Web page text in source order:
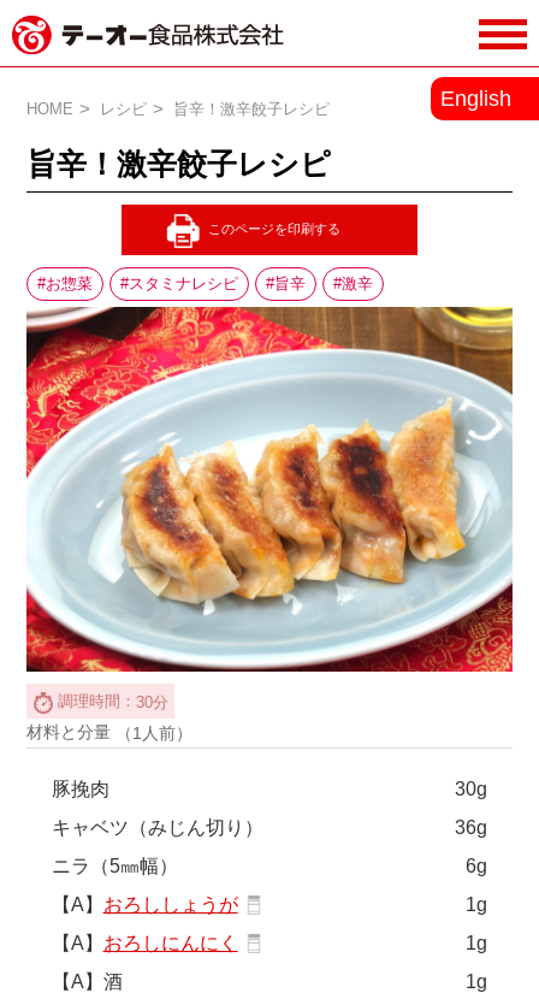
ー食品株式会社
English
HOME レシピ 旨辛！激辛餃子レシピ
旨辛！激辛餃子レシピ
お惣菜 スタミナレシピ 旨辛 激辛
調理時間：30分
材料と分量 （1人前）
豚挽肉
30g
キャベツ（みじん切り）
36g
ニラ（5㎜幅）
6g
【A】 おろししょうが
1g
【A】 おろしにんにく
1g
【A】酒
1g